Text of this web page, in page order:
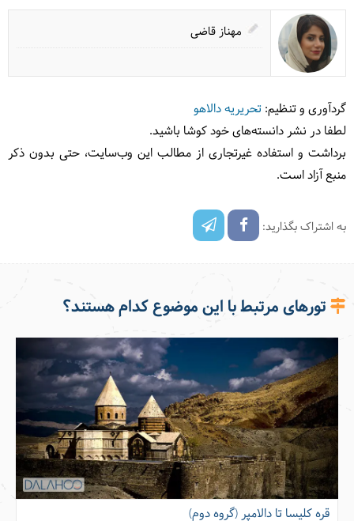
مهناز قاضی
گردآوری و تنظیم: تحریریه دالاهو
لطفا در نشر دانسته‌های خود کوشا باشید.
برداشت و استفاده غیرتجاری از مطالب این وب‌سایت، حتی بدون ذکر
منبع آزاد است.
به اشتراک بگذارید:
تورهای مرتبط با این موضوع کدام هستند؟
قره کلیسا تا دالامپر (گروه دوم)